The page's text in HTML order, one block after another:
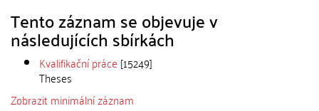
Tento záznam se objevuje v
následujících sbírkách
Kvalifikační práce [15249]
Theses
Zobrazit minimální záznam